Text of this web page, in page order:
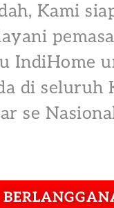
Kami
IndiHome
di seluruh
se